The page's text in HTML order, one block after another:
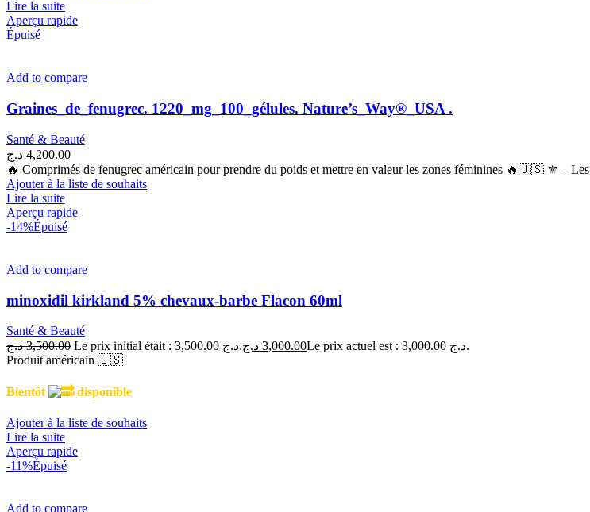
Lire la suite
Aperçu rapide
Épuisé
Add to compare
Graines_de_fenugrec. 1220_mg_100_gélules. Nature’s_Way®_USA .
Santé & Beauté
4,200.00 د.ج
🔥 Comprimés de fenugrec américain pour prendre du poids et mettre en valeur les zones féminines 🔥🇺🇸 ⚜ – Les
Ajouter à la liste de souhaits
Lire la suite
Aperçu rapide
-14%Épuisé
Add to compare
minoxidil kirkland 5% chevaux-barbe Flacon 60ml
Santé & Beauté
3,500.00 د.ج Le prix initial était : 3,500.00 د.ج. 3,000.00 د.ج
Le prix actuel est : 3,000.00 د.ج.
Produit américain 🇺🇸
Bientôt disponible
Ajouter à la liste de souhaits
Lire la suite
Aperçu rapide
-11%Épuisé
Add to compare